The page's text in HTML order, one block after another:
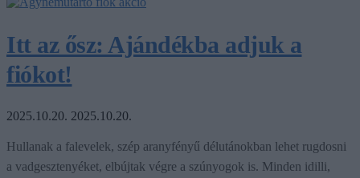
Itt az ősz: Ajándékba adjuk a
fiókot!
2025.10.20. 2025.10.20.
Hullanak a falevelek, szép aranyfényű délutánokban lehet rugdosni
a vadgesztenyéket, elbújtak végre a szúnyogok is. Minden idilli,